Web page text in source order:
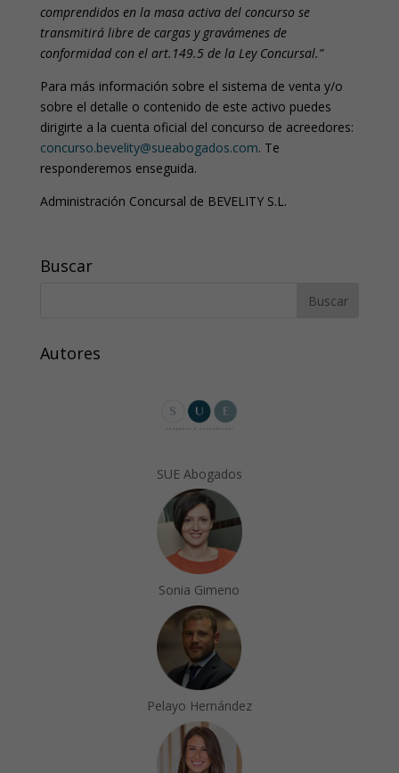
comprendidos en la masa activa del concurso se
transmitirá libre de cargas y gravámenes de
conformidad con el art.149.5 de la Ley Concursal.”
Para más información sobre el sistema de venta y/o
sobre el detalle o contenido de este activo puedes
dirigirte a la cuenta oficial del concurso de acreedores:
concurso.bevelity@sueabogados.com. Te
responderemos enseguida.
Administración Concursal de BEVELITY S.L.
Buscar
Autores
SUE Abogados
Sonia Gimeno
Pelayo Hernández